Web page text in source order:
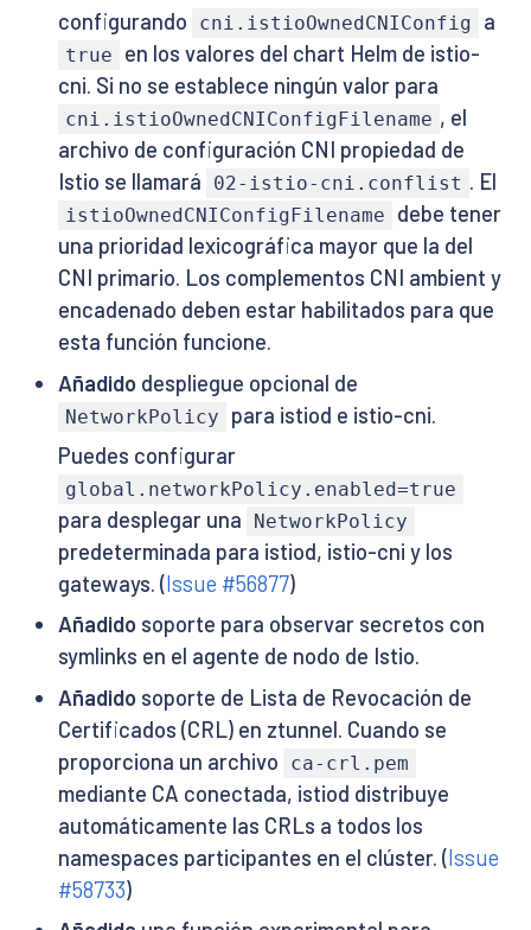
configurando
cni.istioOwnedCNIConfig a
true
en los valores del chart Helm de istio-
cni. Si no se establece ningún valor para
cni.istioOwnedCNIConfigFilename , el
archivo de configuración CNI propiedad de
Istio se llamará
02-istio-cni.conflist . El
istioOwnedCNIConfigFilename
debe tener
una prioridad lexicográfica mayor que la del
CNI primario. Los complementos CNI ambient y
encadenado deben estar habilitados para que
esta función funcione.
Añadidodespliegue opcional de
NetworkPolicy
para istiod e istio-cni.
Puedes configurar
global.networkPolicy.enabled=true
para desplegar una NetworkPolicy
predeterminada para istiod, istio-cni y los
gateways. (Issue #56877)
Añadidosoporte para observar secretos con
symlinks en el agente de nodo de Istio.
Añadidosoporte de Lista de Revocación de
Certificados (CRL) en ztunnel. Cuando se
proporciona un archivo
ca-crl.pem
mediante CA conectada, istiod distribuye
automáticamente las CRLs a todos los
namespaces participantes en el clúster. (Issue
#58733)